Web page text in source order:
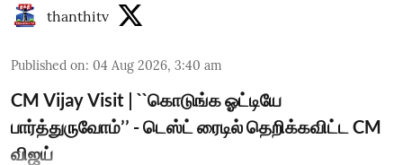
thanthitv
Published on: 04 Aug 2026, 3:40 am
CM Vijay Visit | ``கொடுங்க ஓட்டியே
பார்த்துருவோம்’’ - டெஸ்ட் ரைடில் தெறிக்கவிட்ட CM
விஜய்